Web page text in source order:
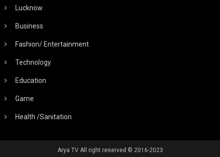
Lucknow
Business
Fashion/ Entertainment
Technology
Education
Game
Health /Sanitation
Arya TV All right reserved © 2016-2023